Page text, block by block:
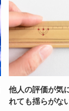
他人の評価が気
れても揺らがな